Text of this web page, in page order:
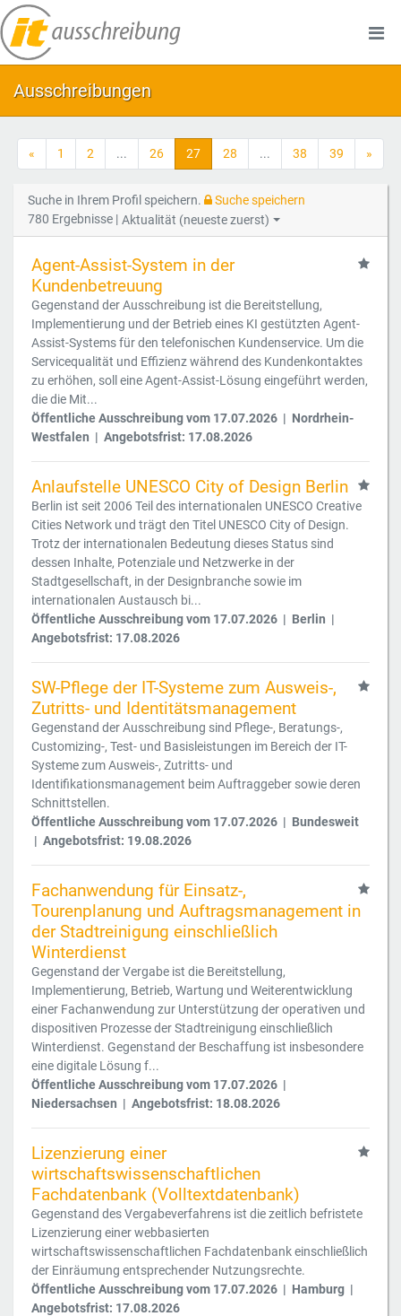
Ausschreibungen
« 1 2 ... 26 27 28 ... 38 39 »
Suche in Ihrem Profil speichern.
Suche speichern
780 Ergebnisse | Aktualität (neueste zuerst)
Agent-Assist-System in der
Kundenbetreuung
Gegenstand der Ausschreibung ist die Bereitstellung,
Implementierung und der Betrieb eines KI gestützten Agent-
Assist-Systems für den telefonischen Kundenservice. Um die
Servicequalität und Effizienz während des Kundenkontaktes
zu erhöhen, soll eine Agent-Assist-Lösung eingeführt werden,
die die Mit...
Öffentliche Ausschreibung vom 17.07.2026 | Nordrhein-
Westfalen | Angebotsfrist: 17.08.2026
Anlaufstelle UNESCO City of Design Berlin
Berlin ist seit 2006 Teil des internationalen UNESCO Creative
Cities Network und trägt den Titel UNESCO City of Design.
Trotz der internationalen Bedeutung dieses Status sind
dessen Inhalte, Potenziale und Netzwerke in der
Stadtgesellschaft, in der Designbranche sowie im
internationalen Austausch bi...
Öffentliche Ausschreibung vom 17.07.2026 | Berlin |
Angebotsfrist: 17.08.2026
SW-Pflege der IT-Systeme zum Ausweis-,
Zutritts- und Identitätsmanagement
Gegenstand der Ausschreibung sind Pflege-, Beratungs-,
Customizing-, Test- und Basisleistungen im Bereich der IT-
Systeme zum Ausweis-, Zutritts- und
Identifikationsmanagement beim Auftraggeber sowie deren
Schnittstellen.
Öffentliche Ausschreibung vom 17.07.2026 | Bundesweit
| Angebotsfrist: 19.08.2026
Fachanwendung für Einsatz-,
Tourenplanung und Auftragsmanagement in
der Stadtreinigung einschließlich
Winterdienst
Gegenstand der Vergabe ist die Bereitstellung,
Implementierung, Betrieb, Wartung und Weiterentwicklung
einer Fachanwendung zur Unterstützung der operativen und
dispositiven Prozesse der Stadtreinigung einschließlich
Winterdienst. Gegenstand der Beschaffung ist insbesondere
eine digitale Lösung f...
Öffentliche Ausschreibung vom 17.07.2026 |
Niedersachsen | Angebotsfrist: 18.08.2026
Lizenzierung einer
wirtschaftswissenschaftlichen
Fachdatenbank (Volltextdatenbank)
Gegenstand des Vergabeverfahrens ist die zeitlich befristete
Lizenzierung einer webbasierten
wirtschaftswissenschaftlichen Fachdatenbank einschließlich
der Einräumung entsprechender Nutzungsrechte.
Öffentliche Ausschreibung vom 17.07.2026 | Hamburg |
Angebotsfrist: 17.08.2026